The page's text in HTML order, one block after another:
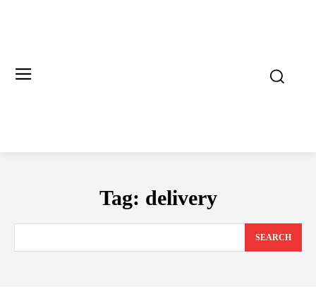
Tag: delivery
SEARCH